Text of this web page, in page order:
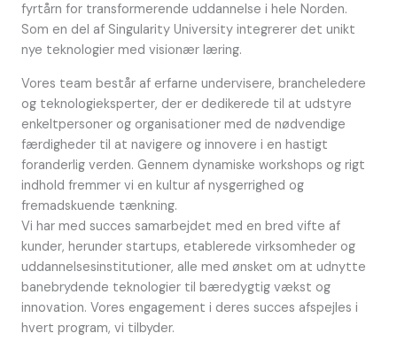
fyrtårn for transformerende uddannelse i hele Norden.
Som en del af Singularity University integrerer det unikt
nye teknologier med visionær læring.
Vores team består af erfarne undervisere, brancheledere
og teknologieksperter, der er dedikerede til at udstyre
enkeltpersoner og organisationer med de nødvendige
færdigheder til at navigere og innovere i en hastigt
foranderlig verden. Gennem dynamiske workshops og rigt
indhold fremmer vi en kultur af nysgerrighed og
fremadskuende tænkning.
Vi har med succes samarbejdet med en bred vifte af
kunder, herunder startups, etablerede virksomheder og
uddannelsesinstitutioner, alle med ønsket om at udnytte
banebrydende teknologier til bæredygtig vækst og
innovation. Vores engagement i deres succes afspejles i
hvert program, vi tilbyder.